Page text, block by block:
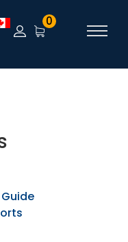
0
Guide